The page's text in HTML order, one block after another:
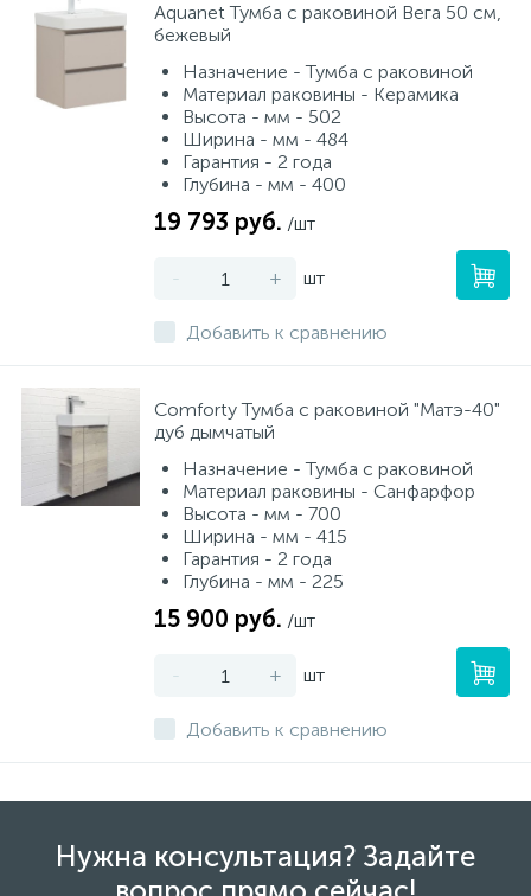
Aquanet Тумба с раковиной Вега 50 см,
бежевый
Назначение - Тумба с раковиной
Материал раковины - Керамика
Высота - мм - 502
Ширина - мм - 484
Гарантия - 2 года
Глубина - мм - 400
19 793 руб. /шт
- + шт
Добавить к сравнению
Сomforty Тумба с раковиной "Матэ-40"
дуб дымчатый
Назначение - Тумба с раковиной
Материал раковины - Санфарфор
Высота - мм - 700
Ширина - мм - 415
Гарантия - 2 года
Глубина - мм - 225
15 900 руб. /шт
- + шт
Добавить к сравнению
Нужна консультация? Задайте